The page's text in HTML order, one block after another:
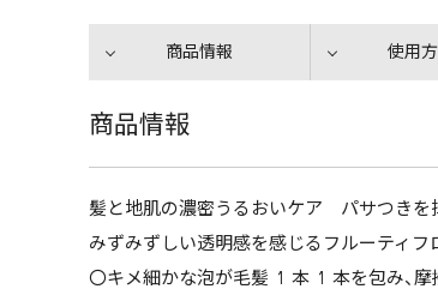
商品情報 使用
商品情報
髪と地肌の濃密うるおいケア パサつきを
みずみずしい透明感を感じるフルーティフ
〇キメ細かな泡が毛髪 1 本 1 本を包み、